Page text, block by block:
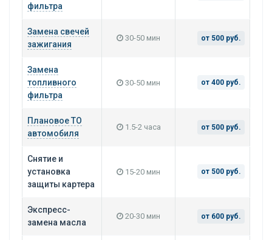
фильтра
Замена свечей
зажигания
30-50 мин от 500 руб.
Замена
топливного
фильтра
30-50 мин от 400 руб.
Плановое ТО
автомобиля
1.5-2 часа от 500 руб.
Снятие и
установка
защиты картера
15-20 мин от 500 руб.
Экспресс-
замена масла
20-30 мин от 600 руб.